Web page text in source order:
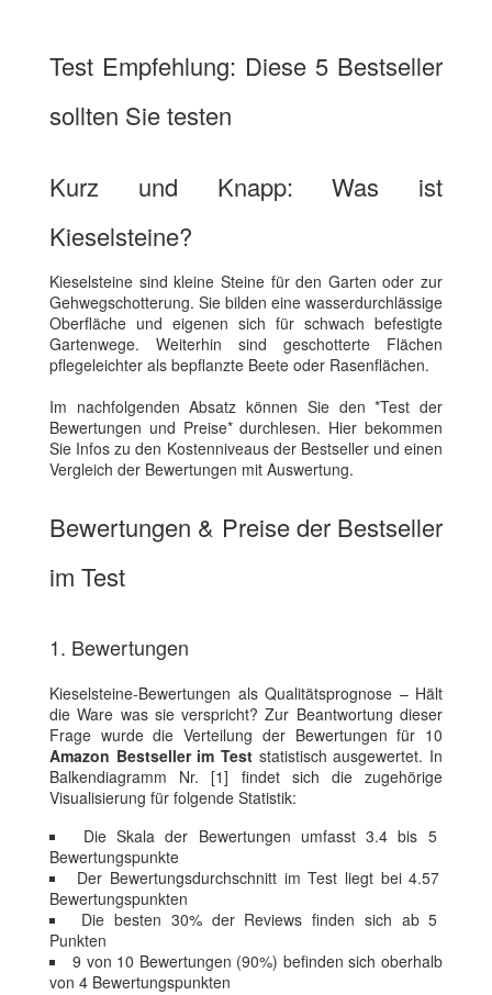
Test Empfehlung: Diese 5 Bestseller
sollten Sie testen
Kurz und Knapp: Was ist
Kieselsteine?
Kieselsteine sind kleine Steine für den Garten oder zur
Gehwegschotterung. Sie bilden eine wasserdurchlässige
Oberfläche und eigenen sich für schwach befestigte
Gartenwege. Weiterhin sind geschotterte Flächen
pflegeleichter als bepflanzte Beete oder Rasenflächen.
Im nachfolgenden Absatz können Sie den *Test der
Bewertungen und Preise* durchlesen. Hier bekommen
Sie Infos zu den Kostenniveaus der Bestseller und einen
Vergleich der Bewertungen mit Auswertung.
Bewertungen & Preise der Bestseller
im Test
1. Bewertungen
Kieselsteine-Bewertungen als Qualitätsprognose – Hält
die Ware was sie verspricht? Zur Beantwortung dieser
Frage wurde die Verteilung der Bewertungen für 10
Amazon Bestseller im Test statistisch ausgewertet. In
Balkendiagramm Nr. [1] findet sich die zugehörige
Visualisierung für folgende Statistik:
Die Skala der Bewertungen umfasst 3.4 bis 5
Bewertungspunkte
Der Bewertungsdurchschnitt im Test liegt bei 4.57
Bewertungspunkten
Die besten 30% der Reviews finden sich ab 5
Punkten
9 von 10 Bewertungen (90%) befinden sich oberhalb
von 4 Bewertungspunkten